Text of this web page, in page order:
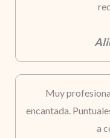
Muy
encantada.
a